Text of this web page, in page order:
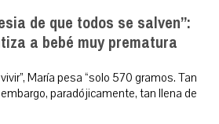
de que todos se salven”:
a bebé muy prematura
María pesa “solo 570 gramos. Tan
paradójicamente, tan llena de